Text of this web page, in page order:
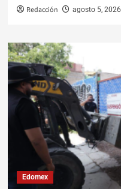
Redacción agosto 5, 2026
Edomex